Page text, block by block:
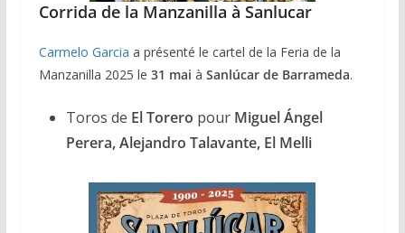
Corrida de la Manzanilla à Sanlucar
Carmelo Garcia a présenté le cartel de la Feria de la
Manzanilla 2025 le 31 mai à Sanlúcar de Barrameda.
Toros de El Torero pour Miguel Ángel
Perera, Alejandro Talavante, El Melli